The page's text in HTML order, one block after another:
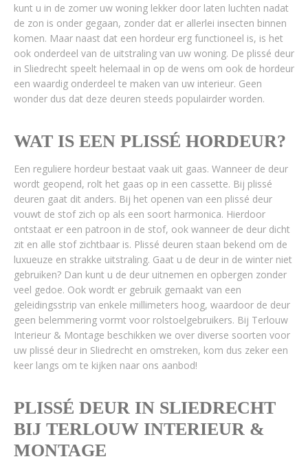
kunt u in de zomer uw woning lekker door laten luchten nadat
de zon is onder gegaan, zonder dat er allerlei insecten binnen
komen. Maar naast dat een hordeur erg functioneel is, is het
ook onderdeel van de uitstraling van uw woning. De plissé deur
in Sliedrecht speelt helemaal in op de wens om ook de hordeur
een waardig onderdeel te maken van uw interieur. Geen
wonder dus dat deze deuren steeds populairder worden.
WAT IS EEN PLISSÉ HORDEUR?
Een reguliere hordeur bestaat vaak uit gaas. Wanneer de deur
wordt geopend, rolt het gaas op in een cassette. Bij plissé
deuren gaat dit anders. Bij het openen van een plissé deur
vouwt de stof zich op als een soort harmonica. Hierdoor
ontstaat er een patroon in de stof, ook wanneer de deur dicht
zit en alle stof zichtbaar is. Plissé deuren staan bekend om de
luxueuze en strakke uitstraling. Gaat u de deur in de winter niet
gebruiken? Dan kunt u de deur uitnemen en opbergen zonder
veel gedoe. Ook wordt er gebruik gemaakt van een
geleidingsstrip van enkele millimeters hoog, waardoor de deur
geen belemmering vormt voor rolstoelgebruikers. Bij Terlouw
Interieur & Montage beschikken we over diverse soorten voor
uw plissé deur in Sliedrecht en omstreken, kom dus zeker een
keer langs om te kijken naar ons aanbod!
PLISSÉ DEUR IN SLIEDRECHT
BIJ TERLOUW INTERIEUR &
MONTAGE